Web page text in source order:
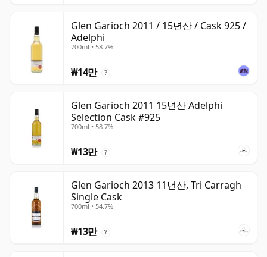
Glen Garioch 2011 / 15년산 / Cask 925 /
Adelphi
700ml • 58.7%
₩14만 ?
Glen Garioch 2011 15년산 Adelphi
Selection Cask #925
700ml • 58.7%
₩13만 ?
Glen Garioch 2013 11년산, Tri Carragh
Single Cask
700ml • 54.7%
₩13만 ?